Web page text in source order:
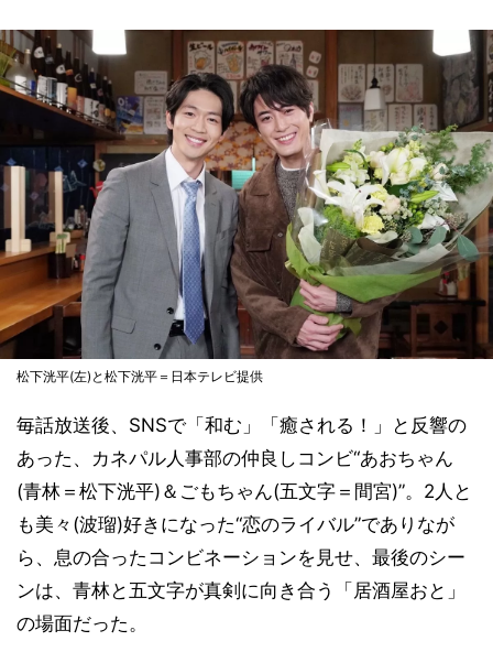
松下洸平(左)と松下洸平＝日本テレビ提供
毎話放送後、SNSで「和む」「癒される！」と反響の
あった、カネパル人事部の仲良しコンビ“あおちゃん
(青林＝松下洸平)＆ごもちゃん(五文字＝間宮)”。2人と
も美々(波瑠)好きになった“恋のライバル”でありなが
ら、息の合ったコンビネーションを見せ、最後のシー
ンは、青林と五文字が真剣に向き合う「居酒屋おと」
の場面だった。